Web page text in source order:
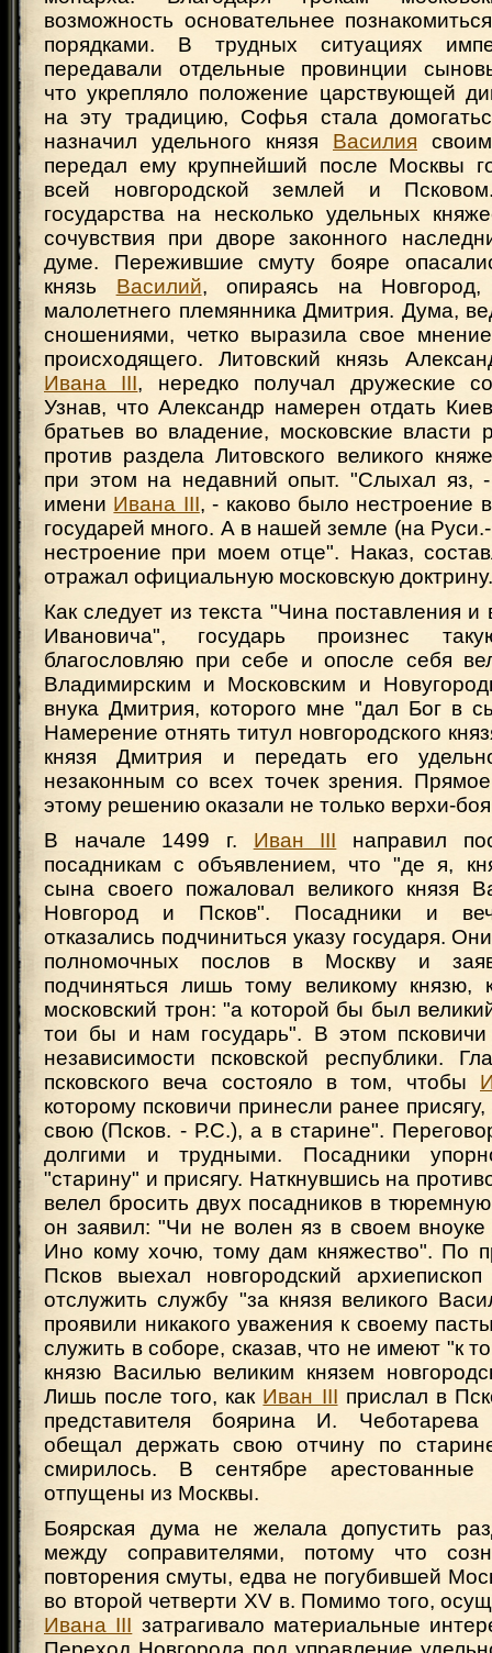
возможность основательнее
порядками. В трудных ситуациях
передавали отдельные провинции
что укрепляло положение царствующей
на эту традицию, Софья стала
назначил удельного князя Василия
передал ему крупнейший после Москвы
всей новгородской землей и
государства на несколько удельных
сочувствия при дворе законного
думе. Пережившие смуту бояре
князь Василий, опираясь на
малолетнего племянника Дмитрия. Дума,
сношениями, четко выразила свое
происходящего. Литовский князь
Ивана III, нередко получал дружеские
Узнав, что Александр намерен отдать
братьев во владение, московские власти
против раздела Литовского великого
при этом на недавний опыт. "Слыхал яз,
имени Ивана III, - каково было нестроение
государей много. А в нашей земле (на
нестроение при моем отце". Наказ,
отражал официальную московскую доктрину.
Как следует из текста "Чина поставления
Ивановича", государь произнес
благословляю при себе и опосле себя
Владимирским и Московским и
внука Дмитрия, которого мне "дал Бог в
Намерение отнять титул новгородского
князя Дмитрия и передать его
незаконным со всех точек зрения.
этому решению оказали не только верхи-
В начале 1499 г. Иван III направил
посадникам с объявлением, что "де я,
сына своего пожаловал великого князя
Новгород и Псков". Посадники и
отказались подчиниться указу государя.
полномочных послов в Москву и
подчиняться лишь тому великому князю,
московский трон: "а которой бы был
тои бы и нам государь". В этом псковичи
независимости псковской республики.
псковского веча состояло в том, чтобы
которому псковичи принесли ранее
свою (Псков. - Р.С.), а в старине".
долгими и трудными. Посадники
"старину" и присягу. Наткнувшись на
велел бросить двух посадников в
он заявил: "Чи не волен яз в своем
Ино кому хочю, тому дам княжество". По
Псков выехал новгородский
отслужить службу "за князя великого
проявили никакого уважения к своему
служить в соборе, сказав, что не имеют "к
князю Василью великим князем
Лишь после того, как Иван III прислал в
представителя боярина И.
обещал держать свою отчину по
смирилось. В сентябре арестованные
отпущены из Москвы.
Боярская дума не желала допустить
между соправителями, потому что
повторения смуты, едва не погубившей
во второй четверти XV в. Помимо того,
Ивана III затрагивало материальные